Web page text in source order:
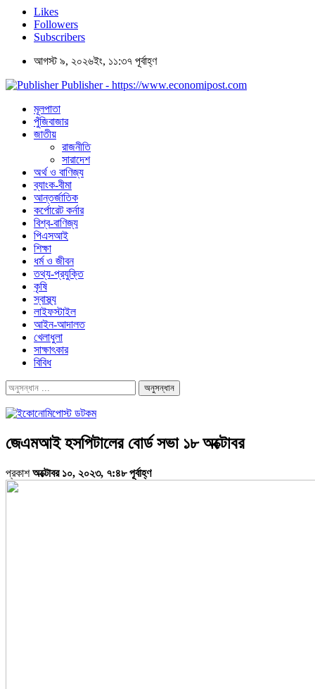
Likes
Followers
Subscribers
আগস্ট ৯, ২০২৬ইং, ১১:৩৭ পূর্বাহ্ণ
Publisher - https://www.economipost.com
মূলপাতা
পুঁজিবাজার
জাতীয়
রাজনীতি
সারাদেশ
অর্থ ও বাণিজ্য
ব্যাংক-বীমা
আন্তর্জাতিক
কর্পোরেট কর্নার
বিশ্ব-বাণিজ্য
পিএসআই
শিক্ষা
ধর্ম ও জীবন
তথ্য-প্রযুক্তি
কৃষি
স্বাস্থ্য
লাইফস্টাইল
আইন-আদালত
খেলাধুলা
সাক্ষাৎকার
বিবিধ
জেএমআই হসপিটালের বোর্ড সভা ১৮ অক্টোবর
প্রকাশঅক্টোবর ১০, ২০২৩, ৭:৪৮ পূর্বাহ্ণ